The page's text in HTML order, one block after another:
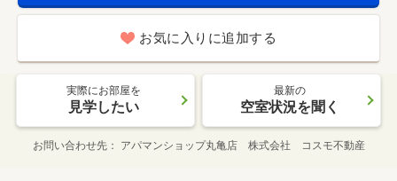
お気に入りに追加する
実際にお部屋を
見学したい
最新の
空室状況を聞く
お問い合わせ先 アパマンショップ丸亀店 株式会社 コスモ不動産